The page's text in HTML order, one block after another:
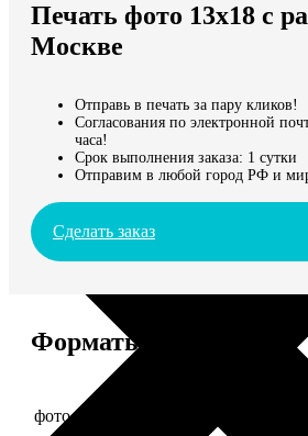
Мы доставляем по всему миру
Продолжить без города
Печать фото 13х18 с
Москве
Отправь в печать за пару кликов!
Согласования по электронной
часа!
Срок выполнения заказа: 1 сутки
Отправим в любой город РФ и
Сделать заказ
Форматы и цены
фото 13х18 в деревянной рамке